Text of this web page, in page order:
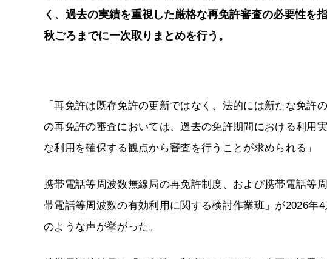
く、過去の実績を重視した厳格な再免許審査の必要性を
秋ごろまでに一次取りまとめを行う。
「再免許は既存免許の更新ではなく、法的には新たな免
の再免許の審査においては、過去の免許期間における利用
な利用を確保する観点から審査を行うことが求められる」
携帯電話等周波数無線局の再免許制度、および携帯電話等
帯電話等周波数の有効利用に関する検討作業班」が2026年
のような声が挙がった。